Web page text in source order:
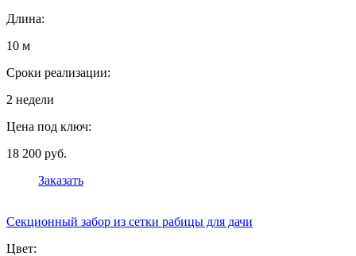
Длина:
10 м
Сроки реализации:
2 недели
Цена под ключ:
18 200 руб.
Заказать
Секционный забор из сетки рабицы для дачи
Цвет: